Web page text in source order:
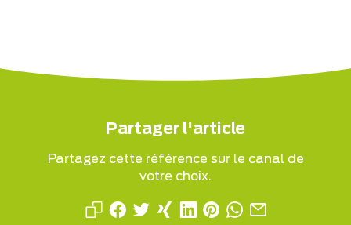
Partager l'article
Partagez cette référence sur le canal de
votre choix.